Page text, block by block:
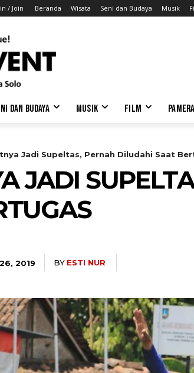
/ Join Beranda Wisata Seni dan Budaya Musik
DAN BUDAYA MUSIK FILM
Jadi Supeltas, Pernah Diludahi Saat
JADI
2019 BY ESTI NUR